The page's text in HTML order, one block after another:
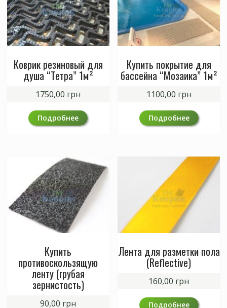
Коврик резиновый для
душа “Тетра” 1м²
1750,00 грн
Подробнее
Купить покрытие для
бассейна “Мозаика” 1м²
1100,00 грн
Подробнее
Купить
противоскользящую
ленту (грубая
зернистость)
90,00 грн
Лента для разметки пола
(Reflective)
160,00 грн
Подробнее